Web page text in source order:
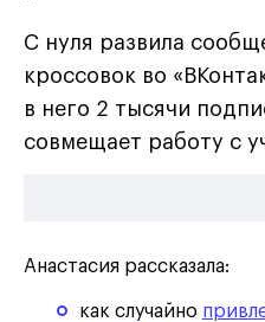
С нуля развила
кроссовок во
в него 2 тысячи
совмещает работу с
Анастасия рассказала:
как случайно